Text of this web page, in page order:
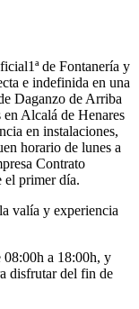
de Fontanería y
e indefinida en una
Daganzo de Arriba
Alcalá de Henares
en instalaciones,
horario de lunes a
Contrato
el primer día.
valía y experiencia
08:00h a 18:00h, y
disfrutar del fin de